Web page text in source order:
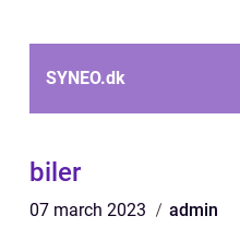
SYNEO.dk
biler
07 march 2023 admin